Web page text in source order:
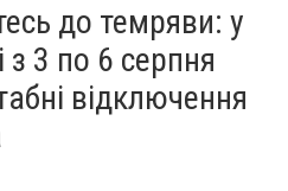
до темряви: у
з 3 по 6 серпня
відключення